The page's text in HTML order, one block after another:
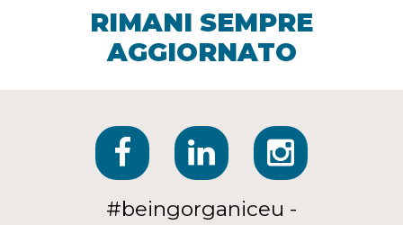
RIMANI SEMPRE
AGGIORNATO
#beingorganiceu -